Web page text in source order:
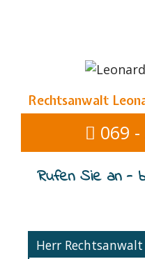
Rechtsanwalt
069
Rufen Sie an -
Herr